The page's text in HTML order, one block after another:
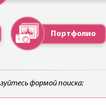
Портфолио
формой поиска: